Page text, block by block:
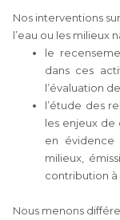
Nos interventions
l’eau ou les milieux
le
dans ces
l’évaluation
l’étude des
les enjeux
en évidence
milieux,
contribution à
Nous menons